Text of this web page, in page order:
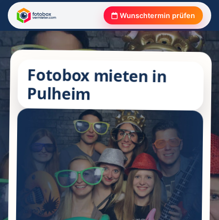
Wunschtermin prüfen
Fotobox mieten in
Pulheim